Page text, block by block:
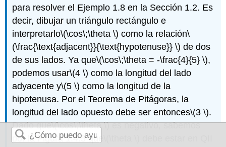
para resolver el Ejemplo 1.8 en la Sección 1.2. Es
decir, dibujar un triángulo rectángulo e
interpretarlo\(\cos\;\theta \) como la relación\
(\frac{\text{adjacent}}{\text{hypotenuse}} \) de dos
de sus lados. Ya que\(\cos\;\theta = -\frac{4}{5} \),
podemos usar\(4 \) como la longitud del lado
adyacente y\(5 \) como la longitud de la
hipotenusa. Por el Teorema de Pitágoras, la
longitud del lado opuesto debe ser entonces\(3 \).
Dado que\(\cos\;\theta \)es negativo, sabemos
por la Figura 1.4.5 que